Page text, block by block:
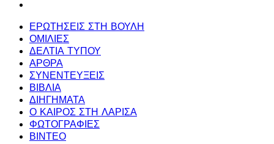
ΕΡΩΤΗΣΕΙΣ ΣΤΗ ΒΟΥΛΗ
ΟΜΙΛΙΕΣ
ΔΕΛΤΙΑ ΤΥΠΟΥ
ΑΡΘΡΑ
ΣΥΝΕΝΤΕΥΞΕΙΣ
ΒΙΒΛΙΑ
ΔΙΗΓΗΜΑΤΑ
Ο ΚΑΙΡΟΣ ΣΤΗ ΛΑΡΙΣΑ
ΦΩΤΟΓΡΑΦΙΕΣ
ΒΙΝΤΕΟ